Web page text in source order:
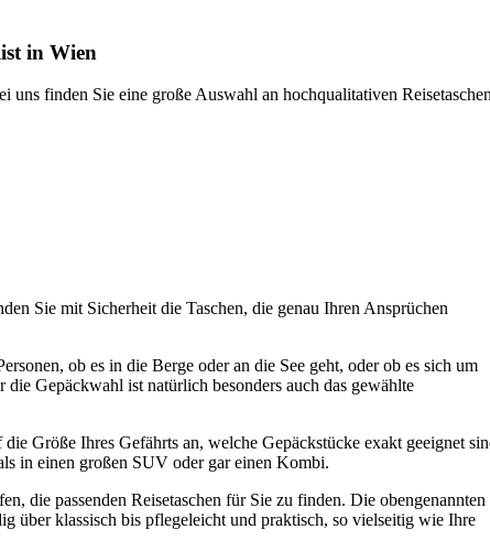
in Wien
uns finden Sie eine große Auswahl an hochqualitativen
Sie mit Sicherheit die Taschen, die genau Ihren Ansprüchen
ob es in die Berge oder an die See geht, oder ob es sich um
Gepäckwahl ist natürlich besonders auch das gewählte
Größe Ihres Gefährts an, welche Gepäckstücke exakt geeignet
in einen großen SUV oder gar einen Kombi.
die passenden Reisetaschen für Sie zu finden. Die obengenannten
über klassisch bis pflegeleicht und praktisch, so vielseitig wie Ihre